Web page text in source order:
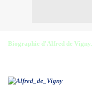
Biographie d'Alfred de Vigny.